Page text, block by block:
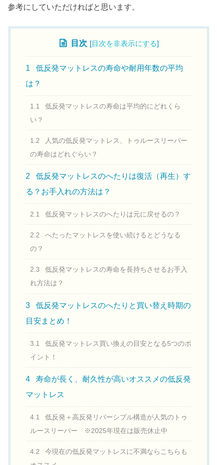
参考にしていただければと思います。
目次 [目次を非表示にする]
1
低反発マットレスの寿命や耐用年数の平均
は？
1.1
低反発マットレスの寿命は平均的にどれくら
い？
1.2
人気の低反発マットレス、トゥルースリーパー
の寿命はどれぐらい？
2
低反発マットレスのへたりは復活（再生）す
る？お手入れの方法は？
2.1 低反発マットレスのへたりは元に戻せるの？
2.2
へたったマットレスを使い続けるとどうなる
の？
2.3
低反発マットレスの寿命を長持ちさせるお手入
れ方法は？
3
低反発マットレスのへたりと買い替え時期の
目安まとめ！
3.1
低反発マットレス買い換えの目安となる5つのポ
イント！
4
寿命が長く、耐久性が高いオススメの低反発
マットレス
4.1
低反発＋高反発リバーシブル構造が人気のトゥ
ルースリーパー ※2025年現在は販売休止中
4.2
今現在の低反発マットレスに不満ならこちらも